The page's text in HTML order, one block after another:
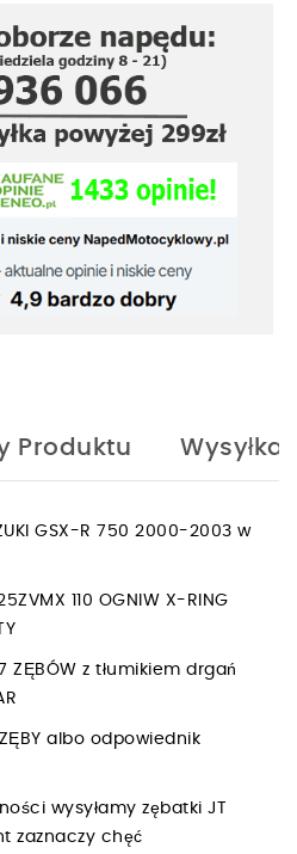
Produktu Wysyłka
GSX-R 750 2000-2003 w
110 OGNIW X-RING
ZĘBÓW z tłumikiem drgań
albo odpowiednik
wysyłamy zębatki JT
zaznaczy chęć